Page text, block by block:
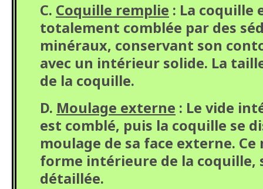
C. Coquille remplie : La
totalement comblée par des
minéraux, conservant son
avec un intérieur solide. La
de la coquille.
D. Moulage externe : Le vide
est comblé, puis la coquille se
moulage de sa face externe.
forme intérieure de la coquille,
détaillée.